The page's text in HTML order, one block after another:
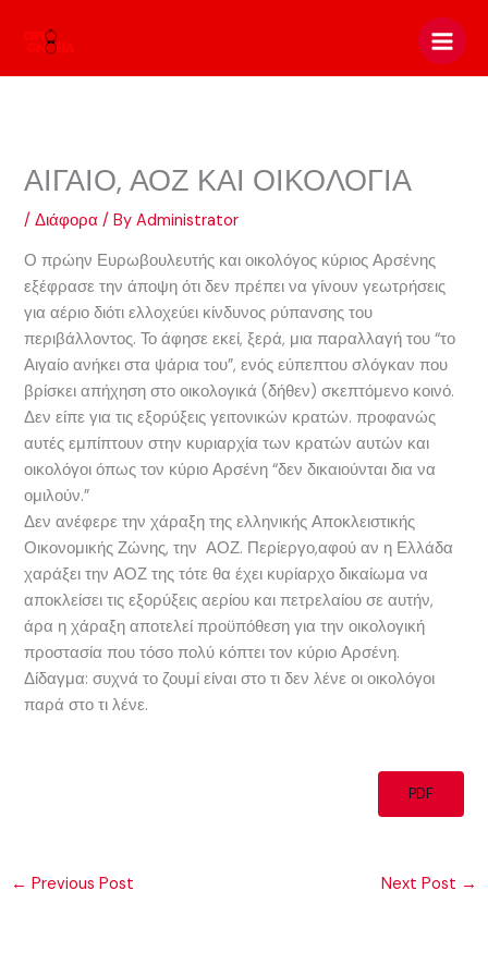
ΑΙΓΑΙΟ, ΑΟΖ ΚΑΙ ΟΙΚΟΛΟΓΙΑ
/Διάφορα / ByAdministrator
Ο πρώην Ευρωβουλευτής και οικολόγος κύριος Αρσένης
εξέφρασε την άποψη ότι δεν πρέπει να γίνουν γεωτρήσεις
για αέριο διότι ελλοχεύει κίνδυνος ρύπανσης του
περιβάλλοντος. Το άφησε εκεί, ξερά, μια παραλλαγή του “το
Αιγαίο ανήκει στα ψάρια του”, ενός εύπεπτου σλόγκαν που
βρίσκει απήχηση στο οικολογικά (δήθεν) σκεπτόμενο κοινό.
Δεν είπε για τις εξορύξεις γειτονικών κρατών. προφανώς
αυτές εμπίπτουν στην κυριαρχία των κρατών αυτών και
οικολόγοι όπως τον κύριο Αρσένη “δεν δικαιούνται δια να
ομιλούν.”
Δεν ανέφερε την χάραξη της ελληνικής Αποκλειστικής
Οικονομικής Ζώνης, την ΑΟΖ. Περίεργο,αφού αν η Ελλάδα
χαράξει την ΑΟΖ της τότε θα έχει κυρίαρχο δικαίωμα να
αποκλείσει τις εξορύξεις αερίου και πετρελαίου σε αυτήν,
άρα η χάραξη αποτελεί προϋπόθεση για την οικολογική
προστασία που τόσο πολύ κόπτει τον κύριο Αρσένη.
Δίδαγμα: συχνά το ζουμί είναι στο τι δεν λένε οι οικολόγοι
παρά στο τι λένε.
PDF
← Previous Post Next Post →